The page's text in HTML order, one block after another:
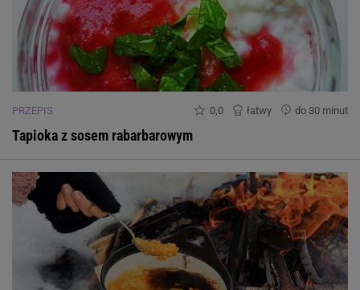
PRZEPIS 0,0 łatwy do 30 minut
Tapioka z sosem rabarbarowym